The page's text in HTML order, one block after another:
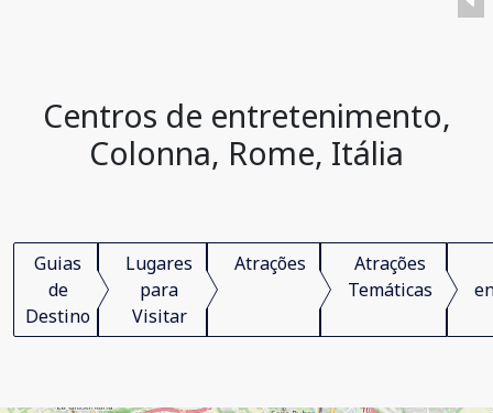
Centros de entretenimento,
Colonna, Rome, Itália
Guias
de
Destino
Lugares
para
Visitar
Atrações
Atrações
Temáticas